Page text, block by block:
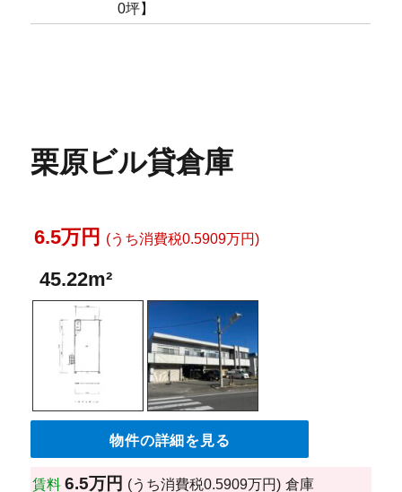
0坪】
栗原ビル貸倉庫
6.5万円 (うち消費税0.5909万円)
45.22m²
物件の詳細を見る
賃料 6.5万円 (うち消費税0.5909万円) 倉庫